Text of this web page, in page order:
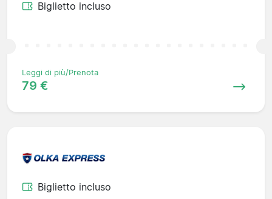
Biglietto incluso
Leggi di più/Prenota
79 €
Biglietto incluso